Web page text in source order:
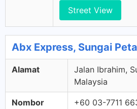
Street View
Abx Express, Sungai
Alamat
Jalan Ibrahim,
Malaysia
Nombor
+60 03-7711